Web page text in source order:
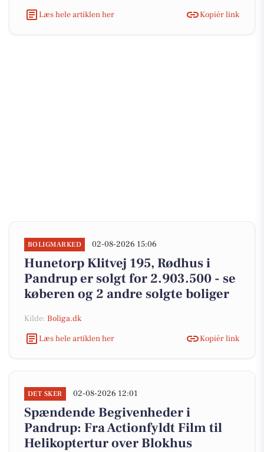
Læs hele artiklen her Kopiér link
BOLIGMARKED 02-08-2026 15:06
Hunetorp Klitvej 195, Rødhus i
Pandrup er solgt for 2.903.500 - se
køberen og 2 andre solgte boliger
Kilde: Boliga.dk
Læs hele artiklen her
Kopiér link
DET SKER 02-08-2026 12:01
Spændende Begivenheder i
Pandrup: Fra Actionfyldt Film til
Helikoptertur over Blokhus